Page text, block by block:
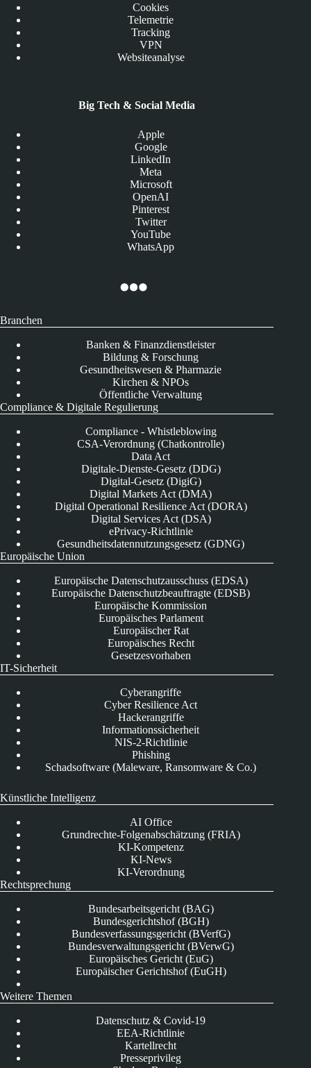
Cookies
Telemetrie
Tracking
VPN
Websiteanalyse
Big Tech & Social Media
Apple
Google
LinkedIn
Meta
Microsoft
OpenAI
Pinterest
Twitter
YouTube
WhatsApp
Branchen
Banken & Finanzdienstleister
Bildung & Forschung
Gesundheitswesen & Pharmazie
Kirchen & NPOs
Öffentliche Verwaltung
Compliance & Digitale Regulierung
Compliance - Whistleblowing
CSA-Verordnung (Chatkontrolle)
Data Act
Digitale-Dienste-Gesetz (DDG)
Digital-Gesetz (DigiG)
Digital Markets Act (DMA)
Digital Operational Resilience Act (DORA)
Digital Services Act (DSA)
ePrivacy-Richtlinie
Gesundheitsdatennutzungsgesetz (GDNG)
Europäische Union
Europäische Datenschutzausschuss (EDSA)
Europäische Datenschutzbeauftragte (EDSB)
Europäische Kommission
Europäisches Parlament
Europäischer Rat
Europäisches Recht
Gesetzesvorhaben
IT-Sicherheit
Cyberangriffe
Cyber Resilience Act
Hackerangriffe
Informationssicherheit
NIS-2-Richtlinie
Phishing
Schadsoftware (Maleware, Ransomware & Co.)
Künstliche Intelligenz
AI Office
Grundrechte-Folgenabschätzung (FRIA)
KI-Kompetenz
KI-News
KI-Verordnung
Rechtsprechung
Bundesarbeitsgericht (BAG)
Bundesgerichtshof (BGH)
Bundesverfassungsgericht (BVerfG)
Bundesverwaltungsgericht (BVerwG)
Europäisches Gericht (EuG)
Europäischer Gerichtshof (EuGH)
Weitere Themen
Datenschutz & Covid-19
EEA-Richtlinie
Kartellrecht
Presseprivileg